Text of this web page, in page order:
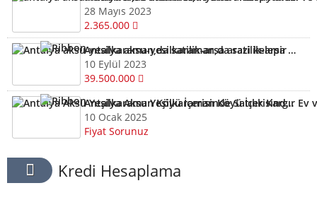
28 Mayıs 2023
2.365.000
Antalya aksu-yesilkaraman,da satilik-arsa arazi kelepir
10 Eylül 2023
39.500.000
Antalya Aksu Yeşilkaraman Köyü İçerisinde Satılık Kargır Ev ve Tarla
10 Ocak 2025
Fiyat Sorunuz
Kredi Hesaplama